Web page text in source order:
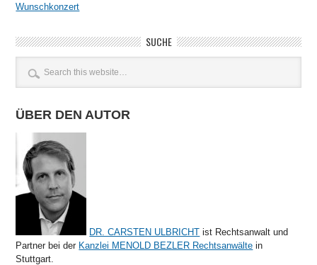
Wunschkonzert
SUCHE
ÜBER DEN AUTOR
DR. CARSTEN ULBRICHT ist Rechtsanwalt und
Partner bei der Kanzlei MENOLD BEZLER Rechtsanwälte in
Stuttgart.